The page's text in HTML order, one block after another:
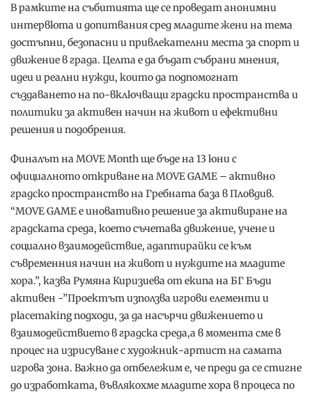
В рамките на събитията ще се проведат анонимни
интервюта и допитвания сред младите жени на тема
достъпни, безопасни и привлекателни места за спорт и
движение в града. Целта е да бъдат събрани мнения,
идеи и реални нужди, които да подпомогнат
създаването на по-включващи градски пространства и
политики за активен начин на живот и ефективни
решения и подобрения.
Финалът на MOVE Month ще бъде на 13 юни с
официалното откриване на MOVE GAME – активно
градско пространство на Гребната база в Пловдив.
“MOVE GAME e иновативно решение за активиране на
градската среда, което съчетава движение, учене и
социално взаимодействие, адаптирайки се към
съвременния начин на живот и нуждите на младите
хора.”, казва Румяна Киризиева от екипа на БГ Бъди
активен -”Проектът използва игрови елементи и
placemaking подходи, за да насърчи движението и
взаимодействието в градска среда,а в момента сме в
процес на изрисуване с художник-артист на самата
игрова зона. Важно да отбележим е, че преди да се стигне
до изработката, въвлякохме младите хора в процеса по